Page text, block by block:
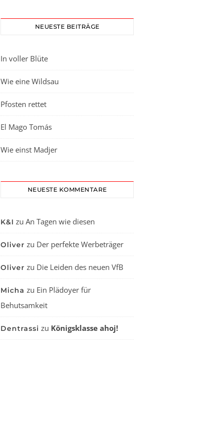
NEUESTE BEITRÄGE
In voller Blüte
Wie eine Wildsau
Pfosten rettet
El Mago Tomás
Wie einst Madjer
NEUESTE KOMMENTARE
K&I zu An Tagen wie diesen
Oliver zu Der perfekte Werbeträger
Oliver zu Die Leiden des neuen VfB
Micha zu Ein Plädoyer für
Behutsamkeit
Dentrassi zu Königsklasse ahoj!